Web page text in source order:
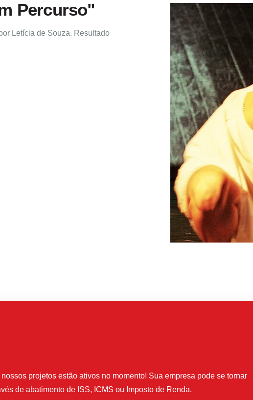
Percurso"
Letícia de Souza. Resultado
projetos estão ativos no momento! Sua empresa pode se tornar
de abatimento de ISS, ICMS ou Imposto de Renda.